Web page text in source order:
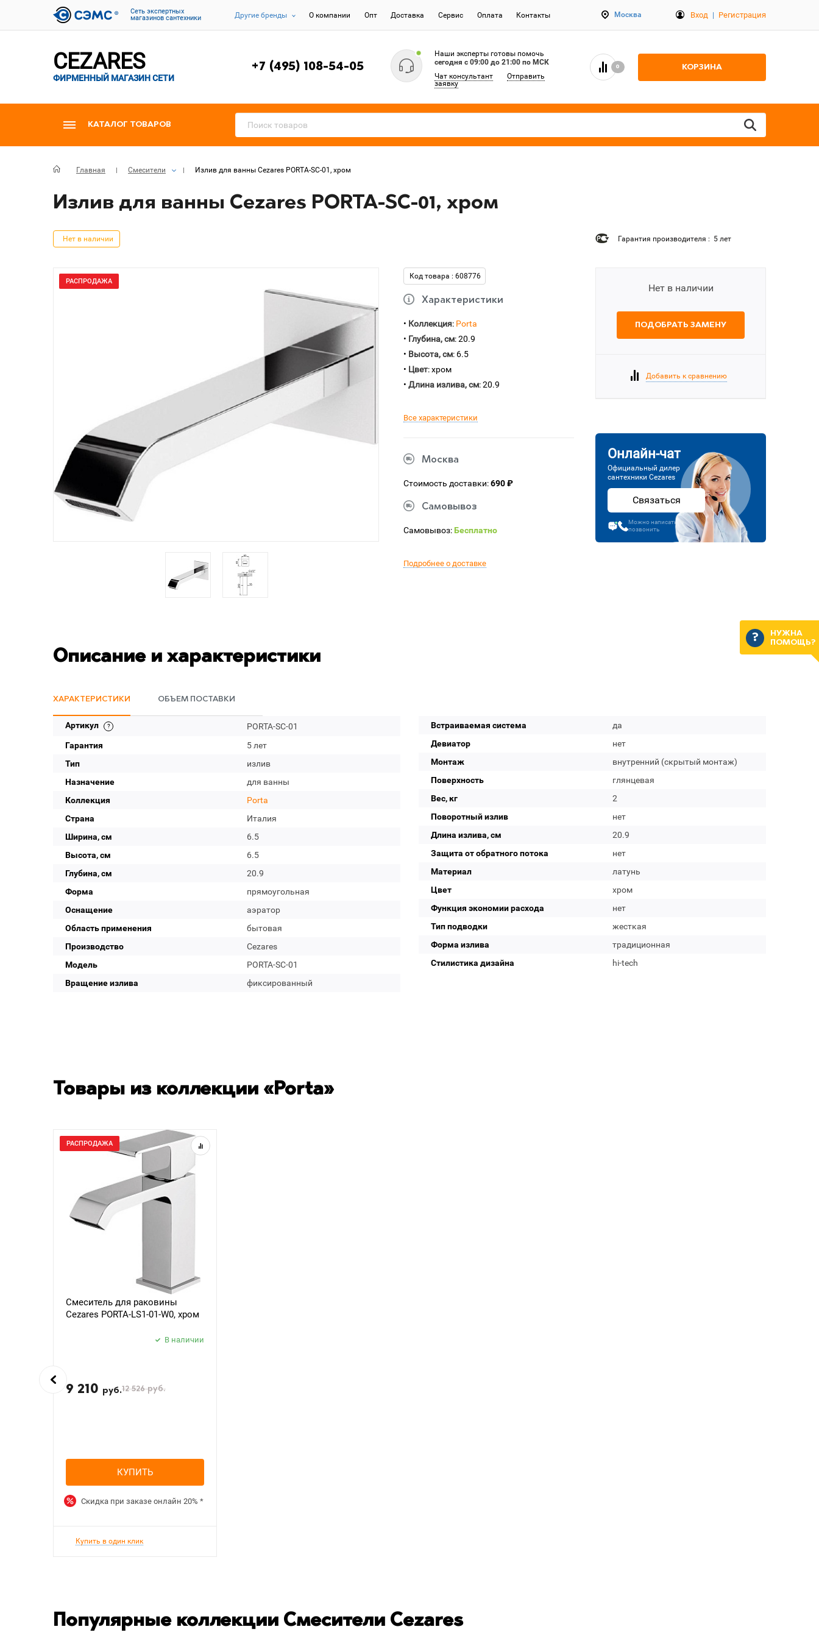
Cеть экспертных
магазинов сантехники
Другие бренды О компании Опт Доставка Сервис Оплата Контакты Москва Вход | Регистрация
CEZARES
ФИРМЕННЫЙ МАГАЗИН СЕТИ
+7 (495) 108-54-05
Наши эксперты готовы помочь
сегодня c 09:00 до 21:00 по МСК
Чат консультант
Отправить
заявку
0 КОРЗИНА
КАТАЛОГ ТОВАРОВ
Главная Смесители Излив для ванны Cezares PORTA-SC-01, хром
Излив для ванны Cezares PORTA-SC-01, хром
Нет в наличии Гарантия производителя : 5 лет
РАСПРОДАЖА
Код товара : 608776
Характеристики
• Коллекция: Porta
• Глубина, см: 20.9
• Высота, см: 6.5
• Цвет: хром
• Длина излива, см: 20.9
Все характеристики
Москва
Стоимость доставки:690 ₽
Самовывоз
Самовывоз:Бесплатно
Подробнее о доставке
Нет в наличии
ПОДОБРАТЬ ЗАМЕНУ
Добавить к сравнению
Онлайн-чат
Официальный дилер
сантехники Cezares
Связаться
Можно написать или
позвонить
Описание и характеристики
ХАРАКТЕРИСТИКИ ОБЪЕМ ПОСТАВКИ
Артикул
PORTA-SC-01
Гарантия
5 лет
Тип
излив
Назначение
для ванны
Коллекция
Porta
Страна
Италия
Ширина, см
6.5
Высота, см
6.5
Глубина, см
20.9
Форма
прямоугольная
Оснащение
аэратор
Область применения
бытовая
Производство
Cezares
Модель
PORTA-SC-01
Вращение излива
фиксированный
Встраиваемая система
да
Девиатор
нет
Монтаж
внутренний (скрытый монтаж)
Поверхность
глянцевая
Вес, кг
2
Поворотный излив
нет
Длина излива, см
20.9
Защита от обратного потока
нет
Материал
латунь
Цвет
хром
Функция экономии расхода
нет
Тип подводки
жесткая
Форма излива
традиционная
Стилистика дизайна
hi-tech
Товары из коллекции «Porta»
РАСПРОДАЖА
Смеситель для раковины
Cezares PORTA-LS1-01-W0, хром
В наличии
9 210 руб.12 526руб.
КУПИТЬ
Скидка при заказе онлайн 20% *
Купить в один клик
Популярные коллекции Смесители Cezares
НУЖНА
ПОМОЩЬ?